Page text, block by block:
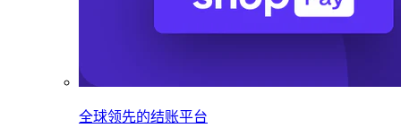
全球领先的结账平台